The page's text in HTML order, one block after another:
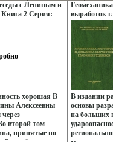
с Лениным и
2 Серия:
хорошая В
Алексеевны
второй том
принятые по
выработок
Хорошая
Плеханова,
В издании
основы
на больших